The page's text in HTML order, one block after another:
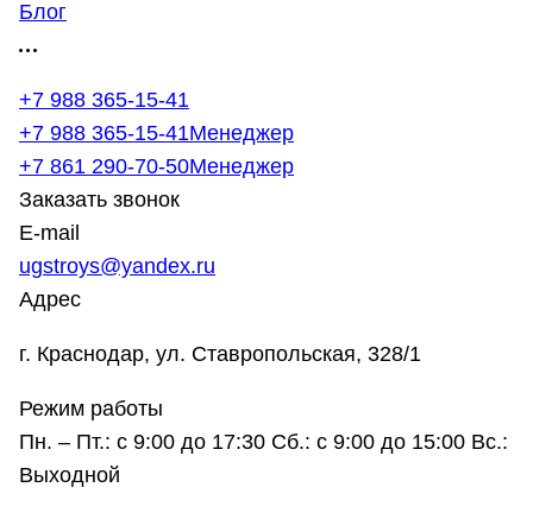
Блог
+7 988 365-15-41
+7 988 365-15-41Менеджер
+7 861 290-70-50Менеджер
Заказать звонок
E-mail
ugstroys@yandex.ru
Адрес
г. Краснодар, ул. Ставропольская, 328/1
Режим работы
Пн. – Пт.: с 9:00 до 17:30 Сб.: с 9:00 до 15:00 Вс.:
Выходной